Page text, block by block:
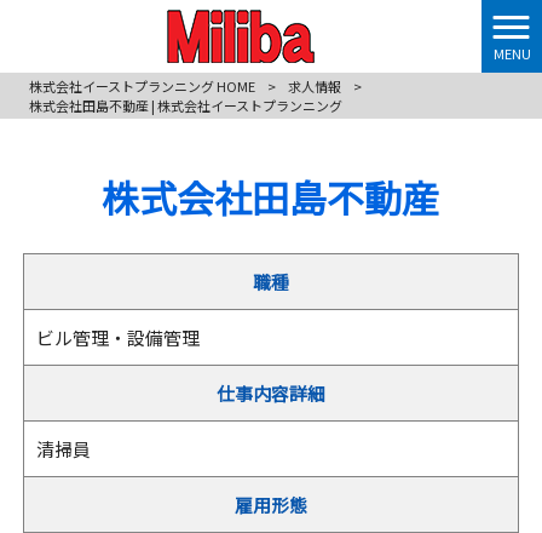
MENU
株式会社イーストプランニング HOME
> 求人情報
>
株式会社田島不動産 | 株式会社イーストプランニング
株式会社田島不動産
職種
ビル管理・設備管理
仕事内容詳細
清掃員
雇用形態